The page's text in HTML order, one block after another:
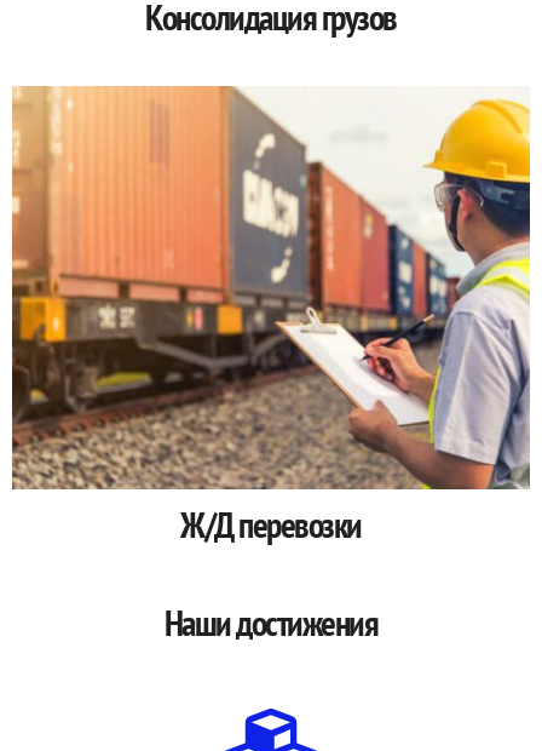
Консолидация грузов
Ж/Д перевозки
Наши достижения